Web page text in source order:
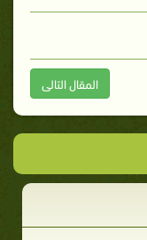
المقال التالى